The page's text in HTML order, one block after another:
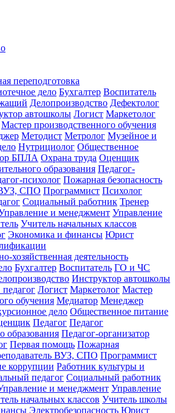
переподготовка
дело Бухгалтер Воспитатель
Делопроизводство Дефектолог
автошколы Логист Маркетолог
Мастер производственного обучения
Методист Метролог Музейное и
Нутрициолог Общественное
БПЛА Охрана труда Оценщик
образования Педагог-
психолог Пожарная безопасность
ВУЗ, СПО Программист Психолог
Социальный работник Тренер
и менеджмент Управление
Учитель начальных классов
Экономика и финансы Юрист
хозяйственная деятельность
Бухгалтер Воспитатель ГО и ЧС
Инструктор автошколы
Логист Маркетолог Мастер
обучения Медиатор Менеджер
дело Общественное питание
Педагог Педагог
образования Педагог-организатор
Первая помощь Пожарная
ВУЗ, СПО Программист
коррупции Работник культуры и
педагог Социальный работник
и менеджмент Управление
начальных классов Учитель школы
Электробезопасность Юрист